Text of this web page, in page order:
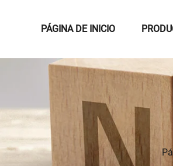
PÁGINA DE INICIO